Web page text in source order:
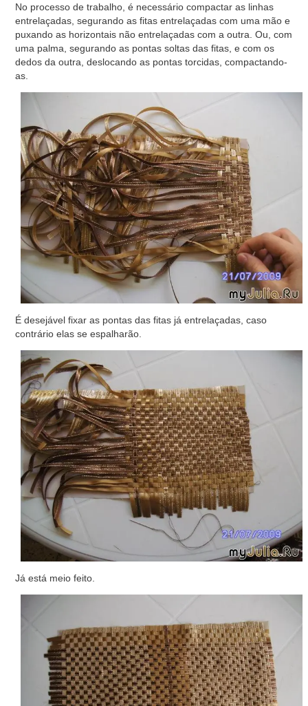
No processo de trabalho, é necessário compactar as linhas
entrelaçadas, segurando as fitas entrelaçadas com uma mão e
puxando as horizontais não entrelaçadas com a outra. Ou, com
uma palma, segurando as pontas soltas das fitas, e com os
dedos da outra, deslocando as pontas torcidas, compactando-
as.
É desejável fixar as pontas das fitas já entrelaçadas, caso
contrário elas se espalharão.
Já está meio feito.